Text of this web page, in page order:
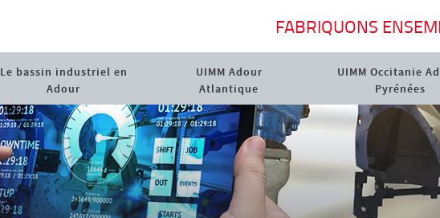
FABRIQUONS
Le bassin industriel en
Adour
UIMM Adour
Atlantique
UIMM Occitanie
Pyrénées